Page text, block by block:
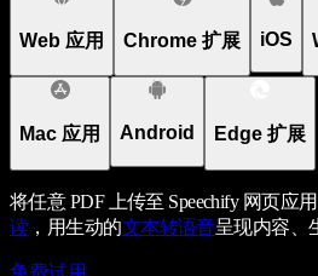
Web 应用 Chrome 扩展 iOS
Mac 应用 Android Edge 扩展
将任意 PDF 上传至 Speechify 网页应用
读，用生动的文本转语音呈现内容、
免费试用